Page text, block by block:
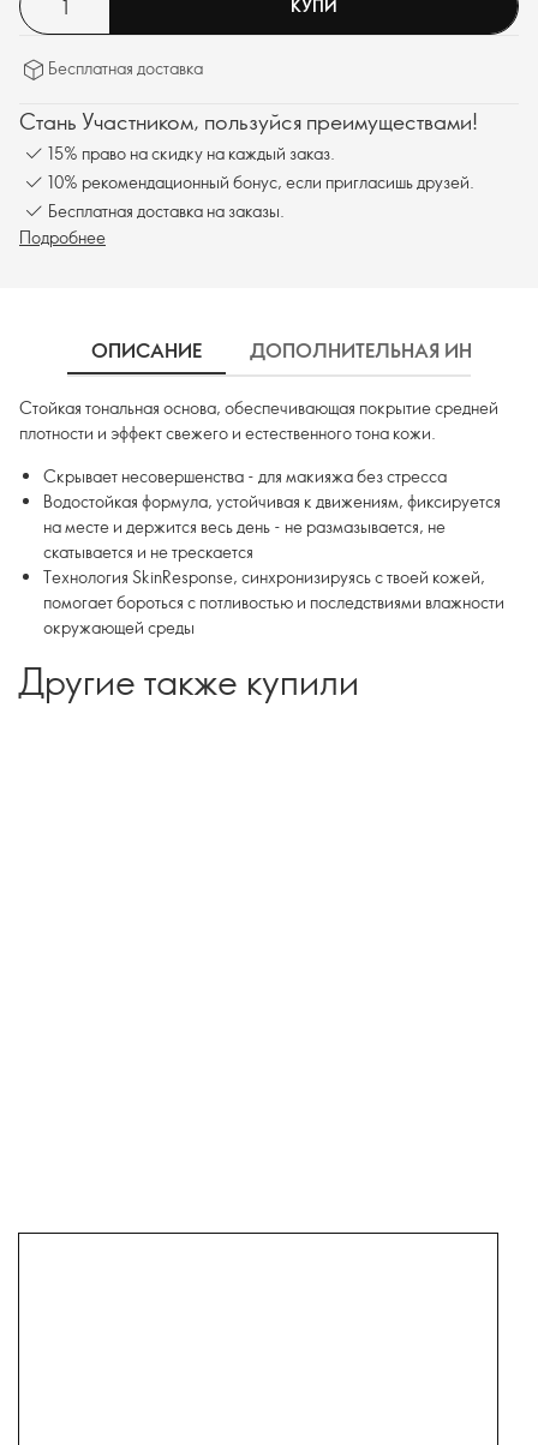
КУПИ
Бесплатная доставка
Стань Участником, пользуйся преимуществами!
15% право на скидку на каждый заказ.
10% рекомендационный бонус, если пригласишь друзей.
Бесплатная доставка на заказы.
Подробнее
ОПИСАНИЕ ДОПОЛНИТЕЛЬНАЯ
Стойкая тональная основа, обеспечивающая покрытие средней
плотности и эффект свежего и естественного тона кожи.
Скрывает несовершенства - для макияжа без стресса
Водостойкая формула, устойчивая к движениям, фиксируется
на месте и держится весь день - не размазывается, не
скатывается и не трескается
Технология SkinResponse, синхронизируясь с твоей кожей,
помогает бороться с потливостью и последствиями влажности
окружающей среды
Другие также купили